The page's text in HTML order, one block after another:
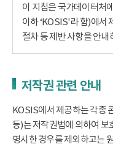
이 지침은 국가데이터처
이하 ‘KOSIS'라 함)에서
절차 등 제반 사항을 안내
저작권 관련 안내
KOSIS에서 제공하는 각종
등)는 저작권법에 의하여 보
명시한 경우를 제외하고는